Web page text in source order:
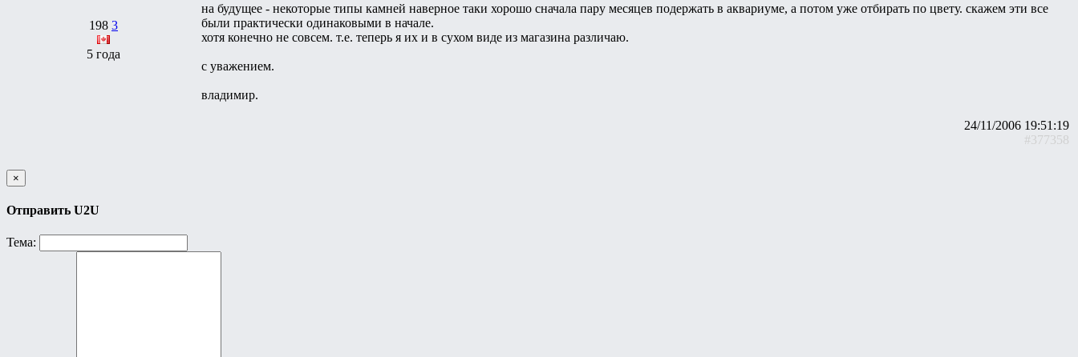
198 3
5 года
на будущее - некоторые типы камней наверное таки хорошо сначала пару месяцев подержать в аквариуме, а потом уже отбирать по цвету. скажем эти все
были практически одинаковыми в начале.
хотя конечно не совсем. т.е. теперь я их и в сухом виде из магазина различаю.
с уважением.
владимир.
24/11/2006 19:51:19
#377358
×
Отправить U2U
Тема: